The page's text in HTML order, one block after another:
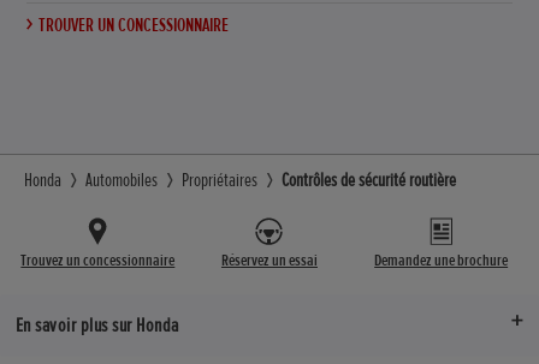
TROUVER UN CONCESSIONNAIRE
Honda Automobiles Propriétaires Contrôles de sécurité routière
Trouvez un concessionnaire Réservez un essai Demandez une brochure
En savoir plus sur Honda